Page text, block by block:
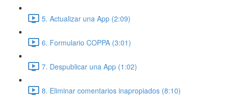
5. Actualizar una App (2:09)
6. Formulario COPPA (3:01)
7. Despublicar una App (1:02)
8. Eliminar comentarios inapropiados (8:10)